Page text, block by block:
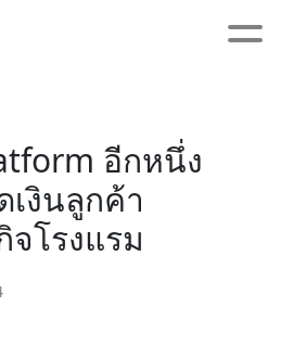
อีกหนึ่ง
งินลูกค้า
โรงแรม